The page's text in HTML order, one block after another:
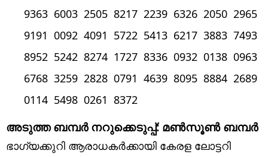
9363 6003 2505 8217 2239 6326 2050 2965
9191 0092 4091 5722 5413 6217 3883 7493
8952 5242 8274 1727 8336 0932 0138 0963
6768 3259 2828 0791 4639 8095 8884 2689
0114 5498 0261 8372
അടുത്ത ബമ്പർ നറുക്കെടുപ്പ്: മൺസൂൺ ബമ്പർ
ഭാഗ്യക്കുറി ആരാധകർക്കായി കേരള ലോട്ടറി